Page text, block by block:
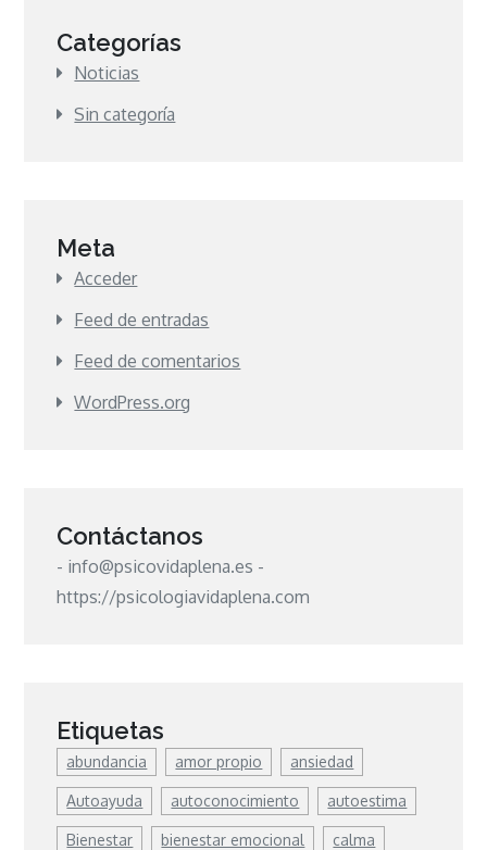
Categorías
Noticias
Sin categoría
Meta
Acceder
Feed de entradas
Feed de comentarios
WordPress.org
Contáctanos
- info@psicovidaplena.es -
https://psicologiavidaplena.com
Etiquetas
abundancia amor propio ansiedad
Autoayuda autoconocimiento autoestima
Bienestar bienestar emocional calma